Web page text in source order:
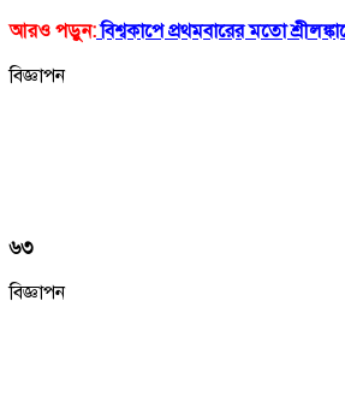
আরও পড়ুন:বিশ্বকাপে প্রথমবারের মতো
বিজ্ঞাপন
৬৩
বিজ্ঞাপন